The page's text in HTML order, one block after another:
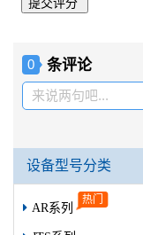
0 条评论
来说两句吧...
设备型号分类
AR系列